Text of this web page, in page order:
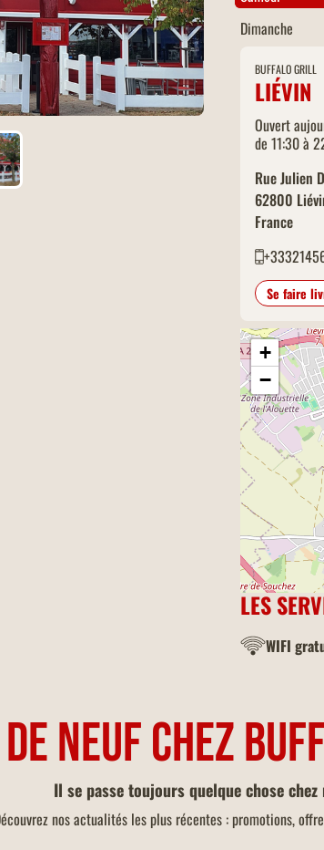
Dimanche
BUFFALO GRILL
LIÉVIN
Ouvert
de 11:30 à
Rue Julien
62800
France
Se faire
+
−
LES
WIFI
NEUF CHEZ
Il se passe toujours quelque chose chez
nos actualités les plus récentes : promotions,